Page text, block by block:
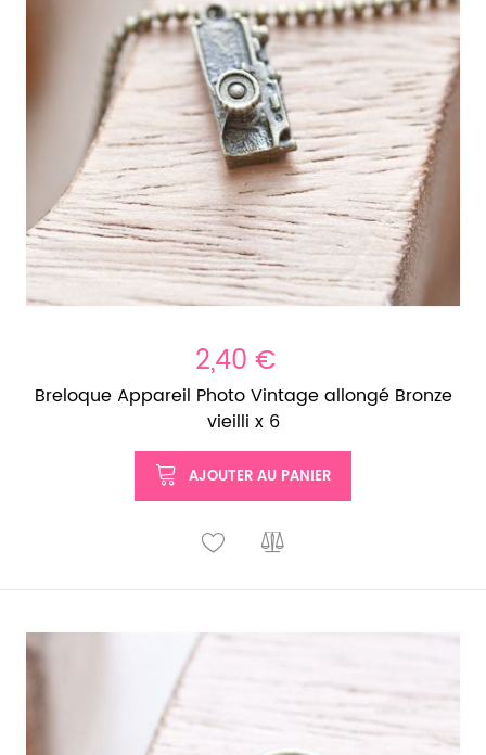
2,40 €
Breloque Appareil Photo Vintage allongé Bronze
vieilli x 6
AJOUTER AU PANIER